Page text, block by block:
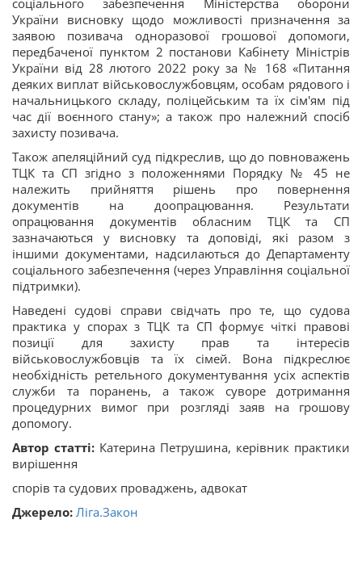
соціального забезпечення Міністерства оборони
України висновку щодо можливості призначення за
заявою позивача одноразової грошової допомоги,
передбаченої пунктом 2 постанови Кабінету Міністрів
України від 28 лютого 2022 року за № 168 «Питання
деяких виплат військовослужбовцям, особам рядового і
начальницького складу, поліцейським та їх сім'ям під
час дії воєнного стану»; а також про належний спосіб
захисту позивача.
Також апеляційний суд підкреслив, що до повноважень
ТЦК та СП згідно з положеннями Порядку № 45 не
належить прийняття рішень про повернення
документів на доопрацювання. Результати
опрацювання документів обласним ТЦК та СП
зазначаються у висновку та доповіді, які разом з
іншими документами, надсилаються до Департаменту
соціального забезпечення (через Управління соціальної
підтримки).
Наведені судові справи свідчать про те, що судова
практика у спорах з ТЦК та СП формує чіткі правові
позиції для захисту прав та інтересів
військовослужбовців та їх сімей. Вона підкреслює
необхідність ретельного документування усіх аспектів
служби та поранень, а також суворе дотримання
процедурних вимог при розгляді заяв на грошову
допомогу.
Автор статті: Катерина Петрушина, керівник практики
вирішення
спорів та судових проваджень, адвокат
Джерело: Ліга.Закон